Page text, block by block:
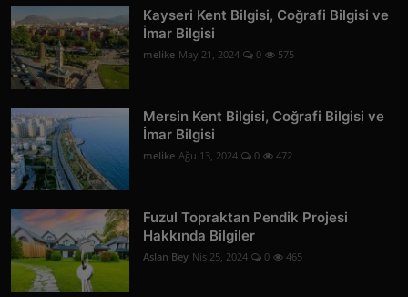
Kayseri Kent Bilgisi, Coğrafi Bilgisi ve
İmar Bilgisi
melike May 21, 2024 0 575
Mersin Kent Bilgisi, Coğrafi Bilgisi ve
İmar Bilgisi
melike Ağu 13, 2024 0 472
Fuzul Topraktan Pendik Projesi
Hakkında Bilgiler
Aslan Bey Nis 25, 2024 0 465